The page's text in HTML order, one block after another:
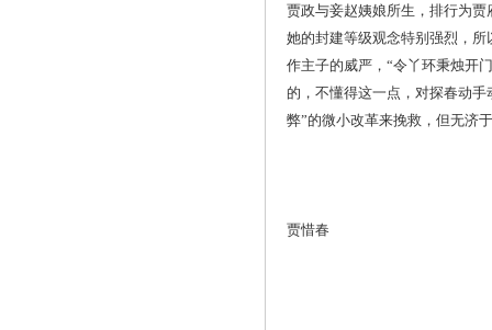
贾政与妾赵姨娘所生，排行为
她的封建等级观念特别强烈，
作主子的威严，“令丫环秉烛开
的，不懂得这一点，对探春动
弊”的微小改革来挽救，但无济
贾惜春